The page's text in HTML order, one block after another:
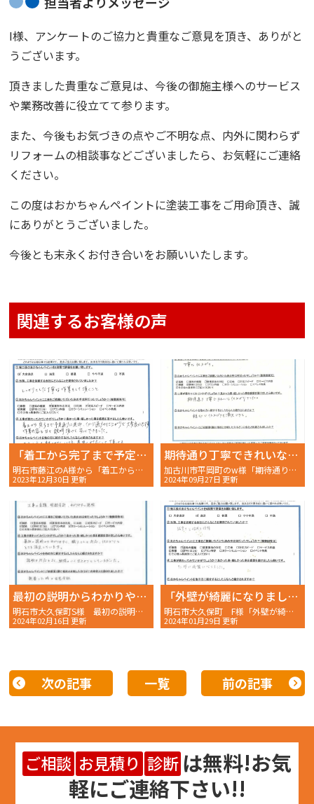
I様、アンケートのご協力と貴重なご意見を頂き、ありがと
うございます。
頂きました貴重なご意見は、今後の御施主様へのサービス
や業務改善に役立てて参ります。
また、今後もお気づきの点やご不明な点、内外に関わらず
リフォームの相談事などございましたら、お気軽にご連絡
ください。
この度はおかちゃんペイントに塗装工事をご用命頂き、誠
にありがとうございました。
今後とも末永くお付き合いをお願いいたします。
関連するお客様の声
「着工から完了まで予定通りに進み、イメージ通りの仕上がりで大変よかったです。」
明石市藤江のA様から「着工から完了まで予定通りに進み、イメージ通りの仕上がりで大変よかったです。」 〜完工後アンケート〜
2023年12月30日 更新
期待通り丁寧できれいな仕上がりでした。
加古川市平岡町のw様「期待通り丁寧できれいな仕上がりでした」〜完工後アンケート〜
2024年09月27日 更新
最初の説明からわかりやすく、職人さんの対応、仕上がりととても満足しています。
明石市大久保町S様 最初の説明からわかりやすく、職人さんの対応、仕上がりととても満足しています。〜完工後アンケート〜
2024年02月16日 更新
「外壁が綺麗になりました。」
明石市大久保町 F様「外壁が綺麗になりました。」〜完工後アンケート〜
2024年01月29日 更新
次の記事 一覧 前の記事
ご相談 お見積り 診断 は無料!お気
軽にご連絡下さい!!